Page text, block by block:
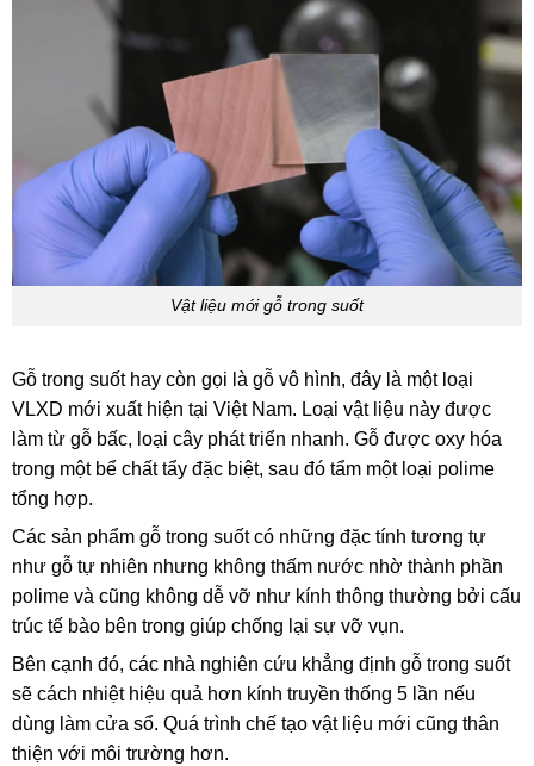
Vật liệu mới gỗ trong suốt
Gỗ trong suốt hay còn gọi là gỗ vô hình, đây là một loại
VLXD mới xuất hiện tại Việt Nam. Loại vật liệu này được
làm từ gỗ bấc, loại cây phát triển nhanh. Gỗ được oxy hóa
trong một bể chất tẩy đặc biệt, sau đó tẩm một loại polime
tổng hợp.
Các sản phẩm gỗ trong suốt có những đặc tính tương tự
như gỗ tự nhiên nhưng không thấm nước nhờ thành phần
polime và cũng không dễ vỡ như kính thông thường bởi cấu
trúc tế bào bên trong giúp chống lại sự vỡ vụn.
Bên cạnh đó, các nhà nghiên cứu khẳng định gỗ trong suốt
sẽ cách nhiệt hiệu quả hơn kính truyền thống 5 lần nếu
dùng làm cửa sổ. Quá trình chế tạo vật liệu mới cũng thân
thiện với môi trường hơn.